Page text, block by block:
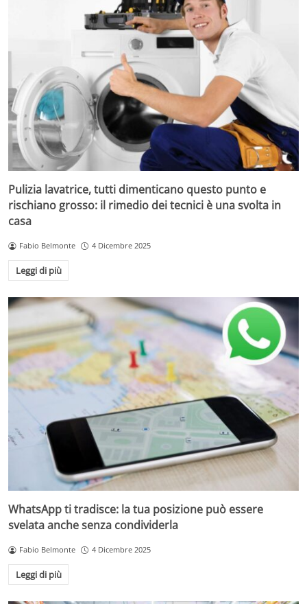
Pulizia lavatrice, tutti dimenticano questo punto e
rischiano grosso: il rimedio dei tecnici è una svolta in
casa
Fabio Belmonte 4 Dicembre 2025
Leggi di più
WhatsApp ti tradisce: la tua posizione può essere
svelata anche senza condividerla
Fabio Belmonte 4 Dicembre 2025
Leggi di più